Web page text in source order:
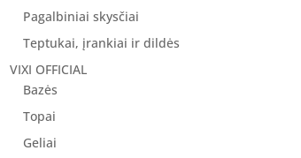
Pagalbiniai skysčiai
Teptukai, įrankiai ir dildės
VIXI OFFICIAL
Bazės
Topai
Geliai